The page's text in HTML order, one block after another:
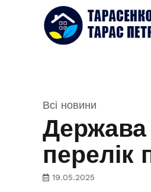
Всі новини
Держава
перелік
19.05.2025